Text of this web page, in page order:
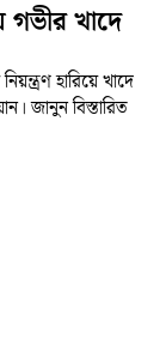
গভীর খাদে
হারিয়ে খাদে
জানুন বিস্তারিত